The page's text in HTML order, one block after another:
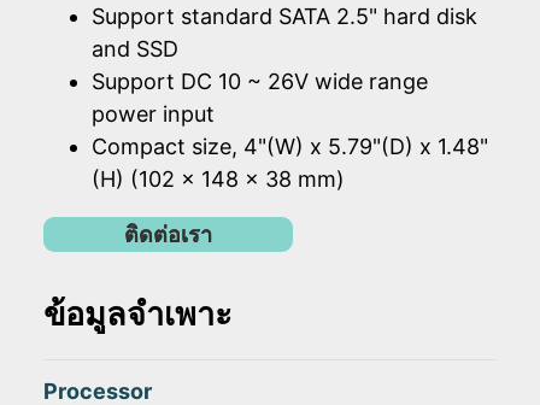
Support standard SATA 2.5" hard disk
and SSD
Support DC 10 ~ 26V wide range
power input
Compact size, 4"(W) x 5.79"(D) x 1.48"
(H) (102 x 148 x 38 mm)
ติดต่อเรา
ข้อมูลจำเพาะ
Processor